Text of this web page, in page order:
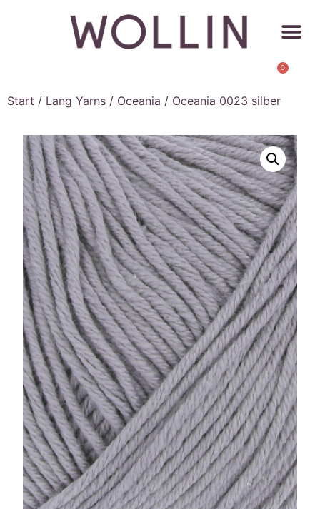
0
Start / Lang Yarns / Oceania / Oceania 0023 silber